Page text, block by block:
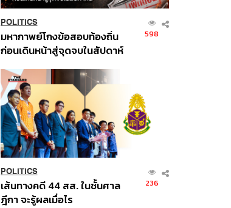
POLITICS
มหากาพย์โกงข้อสอบท้องถิ่น
ก่อนเดินหน้าสู่จุดจบในสัปดาห์
598
POLITICS
เส้นทางคดี 44 สส. ในชั้นศาล
ฎีกา จะรู้ผลเมื่อไร
236